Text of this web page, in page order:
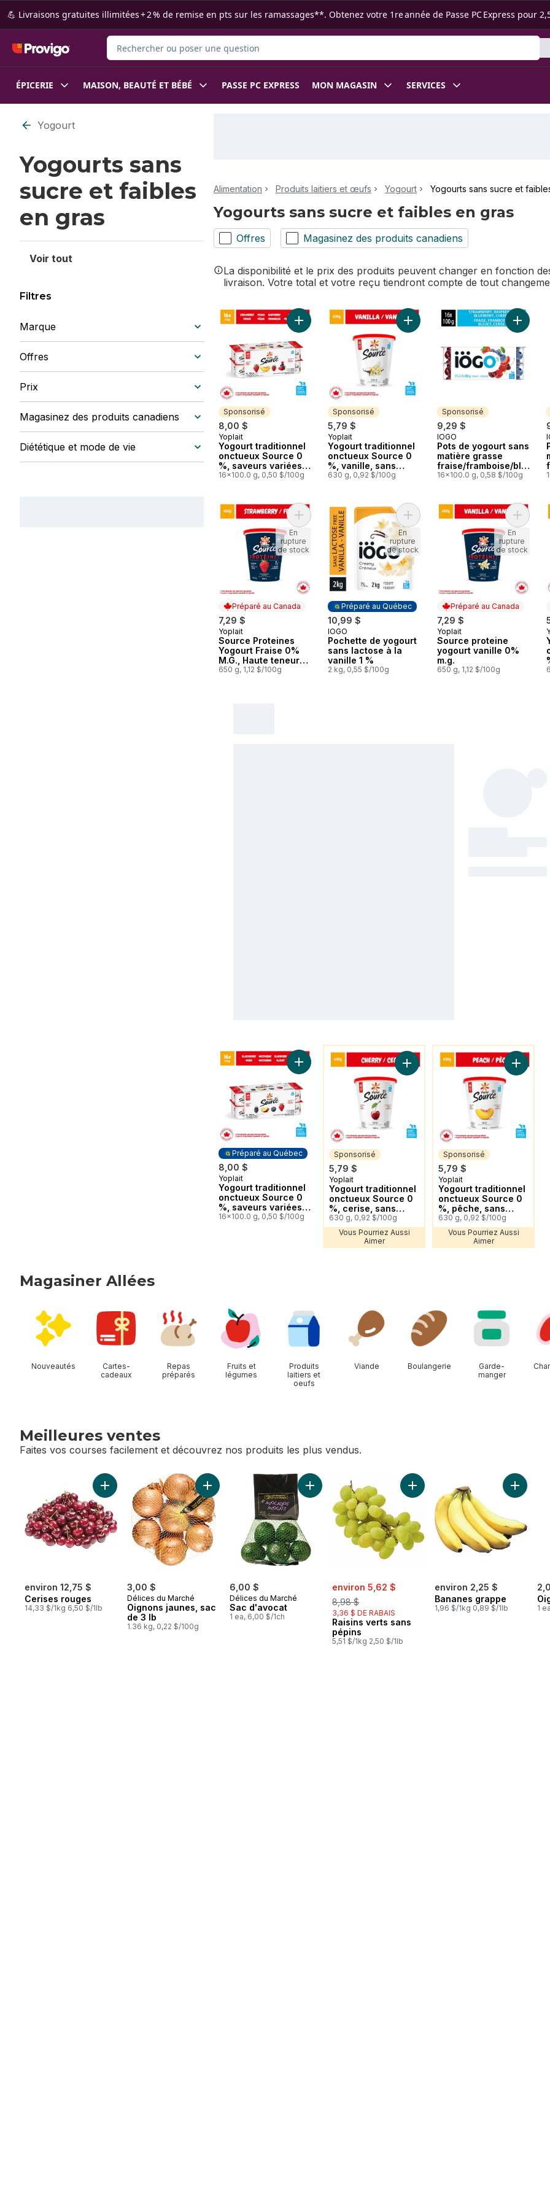
Passer au contenu principal
Passer au pied de page
💪 Livraisons gratuites illimitées + 2 % de remise en pts sur les ramassages**. Obtenez votre 1re année de Passe PC Express pour
Rechercher des produits
ÉPICERIE MAISON, BEAUTÉ ET BÉBÉ PASSE PC EXPRESS MON MAGASIN SERVICES
Passer au filtrage du contenu
Yogourt
Yogourts sans
sucre et faibles
en gras
Voir tout
Filtres
Marque
Offres
Prix
Magasinez des produits canadiens
Diététique et mode de vie
Alimentation Produits laitiers et œufs Yogourt Yogourts sans sucre et
Yogourts sans sucre et faibles en gras
Offres Magasinez des produits canadiens
La disponibilité et le prix des produits peuvent changer en fonction
livraison. Votre total et votre reçu tiendront compte de tout
Sponsorisé
8,00 $
Sponsorisé
Yoplait
Yogourt traditionnel
onctueux Source 0
%, saveurs variées,
sans sucre ajouté
16x100.0 g, 0,50 $/100g
Ajouter Yogourt traditionnel onctueux Source 0 %, saveurs
Sponsorisé
5,79 $
Sponsorisé
Yoplait
Yogourt traditionnel
onctueux Source 0
%, vanille, sans
sucre ajouté
630 g, 0,92 $/100g
Ajouter Yogourt traditionnel
Sponsorisé
9,29 $
Sponsorisé
IÖGO
Pots de yogourt sans
matière grasse
fraise/framboise/ble
uet/cerise 0 %
16x100.0 g, 0,58 $/100g
Ajouter
Préparé au Canada
7,29 $
Préparé au Canada
Yoplait
Source Proteines
Yogourt Fraise 0%
M.G., Haute teneur
en proteine
650 g, 1,12 $/100g
Ajouter Source Proteines Yogourt Fraise 0% M.G., Haute
En
rupture
de stock
Préparé au Québec
10,99 $
Préparé au Québec
IÖGO
Pochette de yogourt
sans lactose à la
vanille 1 %
2 kg, 0,55 $/100g
Ajouter Pochette de yogourt sans
En
rupture
de stock
Préparé au Canada
7,29 $
Préparé au Canada
Yoplait
Source proteine
yogourt vanille 0%
m.g.
650 g, 1,12 $/100g
Ajouter
En
rupture
de stock
Préparé au Québec
8,00 $
Préparé au Québec
Yoplait
Yogourt traditionnel
onctueux Source 0
%, saveurs variées,
sans sucre ajouté,
16x100.0 g, 0,50 $/100g
Ajouter Yogourt traditionnel onctueux Source 0 %, saveurs
Vous Pourriez Aussi Aimer
Sponsorisé
5,79 $
Sponsorisé
Yoplait
Yogourt traditionnel
onctueux Source 0
%, cerise, sans
sucre ajouté
630 g, 0,92 $/100g
Ajouter Yogourt traditionnel
Vous Pourriez Aussi
Aimer
Vous Pourriez Aussi Aimer
Sponsorisé
5,79 $
Sponsorisé
Yoplait
Yogourt traditionnel
onctueux Source 0
%, pêche, sans
sucre ajouté
630 g, 0,92 $/100g
Ajouter
Vous Pourriez Aussi
Aimer
Magasiner Allées
Nouveautés
Cartes-
cadeaux
Repas
préparés
Fruits et
légumes
Produits
laitiers et
oeufs
Viande Boulangerie
Garde-
manger
Meilleures ventes
Faites vos courses facilement et découvrez nos produits les plus vendus.
sauter Meilleures ventes
environ 12,75 $
Cerises rouges
14,33 $/1kg 6,50 $/1lb
Ajouter Cerises rouges au panier
3,00 $
Délices du Marché
Oignons jaunes, sac
de 3 lb
1.36 kg, 0,22 $/100g
Ajouter Oignons jaunes, sac de 3 lb au panier
6,00 $
Délices du Marché
Sac d'avocat
1 ea, 6,00 $/1ch
Ajouter Sac d'avocat au panier
sale:
environ 5,62 $
, formerly:
8,98 $
3,36 $ DE RABAIS
Raisins verts sans
pépins
5,51 $/1kg 2,50 $/1lb
Ajouter Raisins verts sans pépins
environ 2,25 $
Bananes grappe
1,96 $/1kg 0,89 $/1lb
Ajouter
1